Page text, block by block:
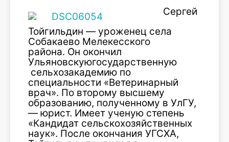
Сергей
Тойгильдин — уроженец села
Собакаево Мелекесского
района. Он окончил
Ульяновскуюгосударственную
сельхозакадемию по
специальности «Ветеринарный
врач». По второму высшему
образованию, полученному в УлГУ,
— юрист. Имеет ученую степень
«Кандидат сельскохозяйственных
наук». После окончания УГСХА,